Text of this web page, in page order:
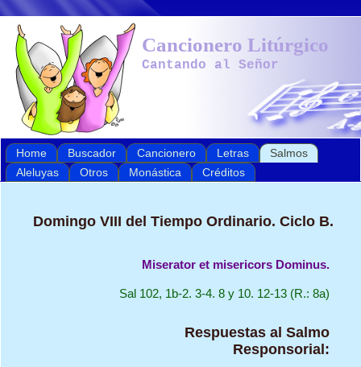
Cancionero Litúrgico
Cantando al Señor
Home Buscador Cancionero Letras
Salmos
Aleluyas
Otros Monástica Créditos
Domingo VIII del Tiempo Ordinario. Ciclo B.
Miserator et misericors Dominus.
Sal 102, 1b-2. 3-4. 8 y 10. 12-13 (R.: 8a)
Respuestas al Salmo
Responsorial: